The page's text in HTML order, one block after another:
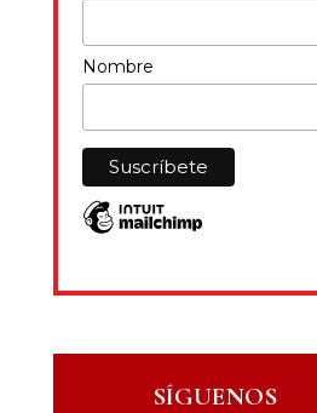
Nombre
SÍGUENOS